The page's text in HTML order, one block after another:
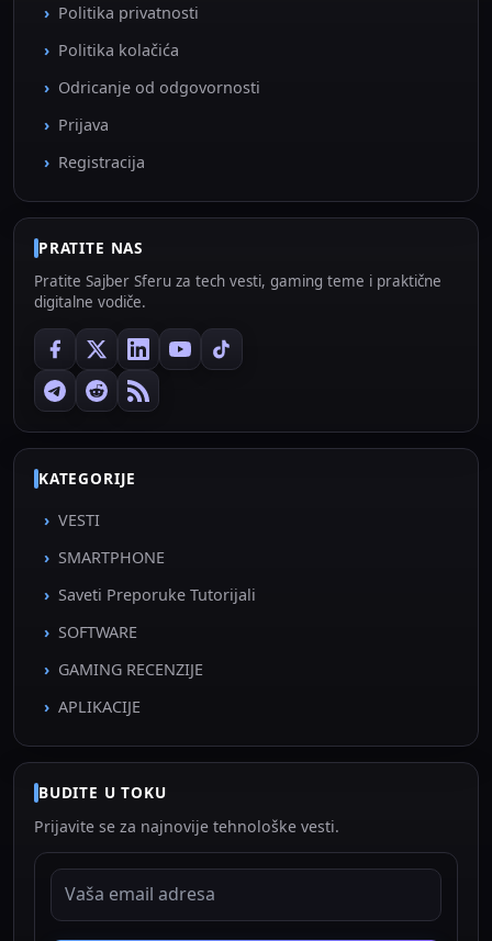
Politika privatnosti
Politika kolačića
Odricanje od odgovornosti
Prijava
Registracija
PRATITE NAS
Pratite Sajber Sferu za tech vesti, gaming teme i praktične
digitalne vodiče.
KATEGORIJE
VESTI
SMARTPHONE
Saveti Preporuke Tutorijali
SOFTWARE
GAMING RECENZIJE
APLIKACIJE
BUDITE U TOKU
Prijavite se za najnovije tehnološke vesti.
EMAIL ADRESA